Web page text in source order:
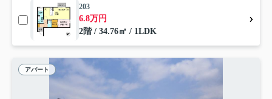
203
6.8万円
2階 / 34.76㎡ / 1LDK
アパート